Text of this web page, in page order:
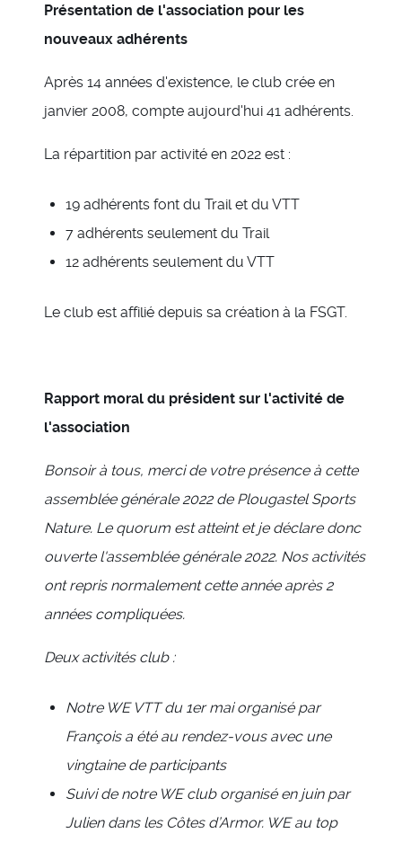
Présentation de l'association pour les
nouveaux adhérents
Après 14 années d'existence, le club crée en
janvier 2008, compte aujourd'hui 41 adhérents.
La répartition par activité en 2022 est :
19 adhérents font du Trail et du VTT
7 adhérents seulement du Trail
12 adhérents seulement du VTT
Le club est affilié depuis sa création à la FSGT.
Rapport moral du président sur l'activité de
l'association
Bonsoir à tous, merci de votre présence à cette
assemblée générale 2022 de Plougastel Sports
Nature. Le quorum est atteint et je déclare donc
ouverte l'assemblée générale 2022. Nos activités
ont repris normalement cette année après 2
années compliquées.
Deux activités club :
Notre WE VTT du 1er mai organisé par
François a été au rendez-vous avec une
vingtaine de participants
Suivi de notre WE club organisé en juin par
Julien dans les Côtes d’Armor. WE au top